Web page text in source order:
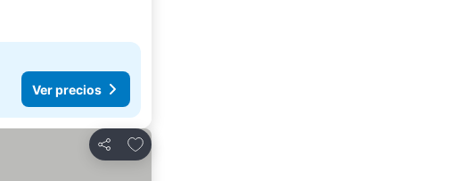
Ver precios
Compartir
Añadir a favoritos